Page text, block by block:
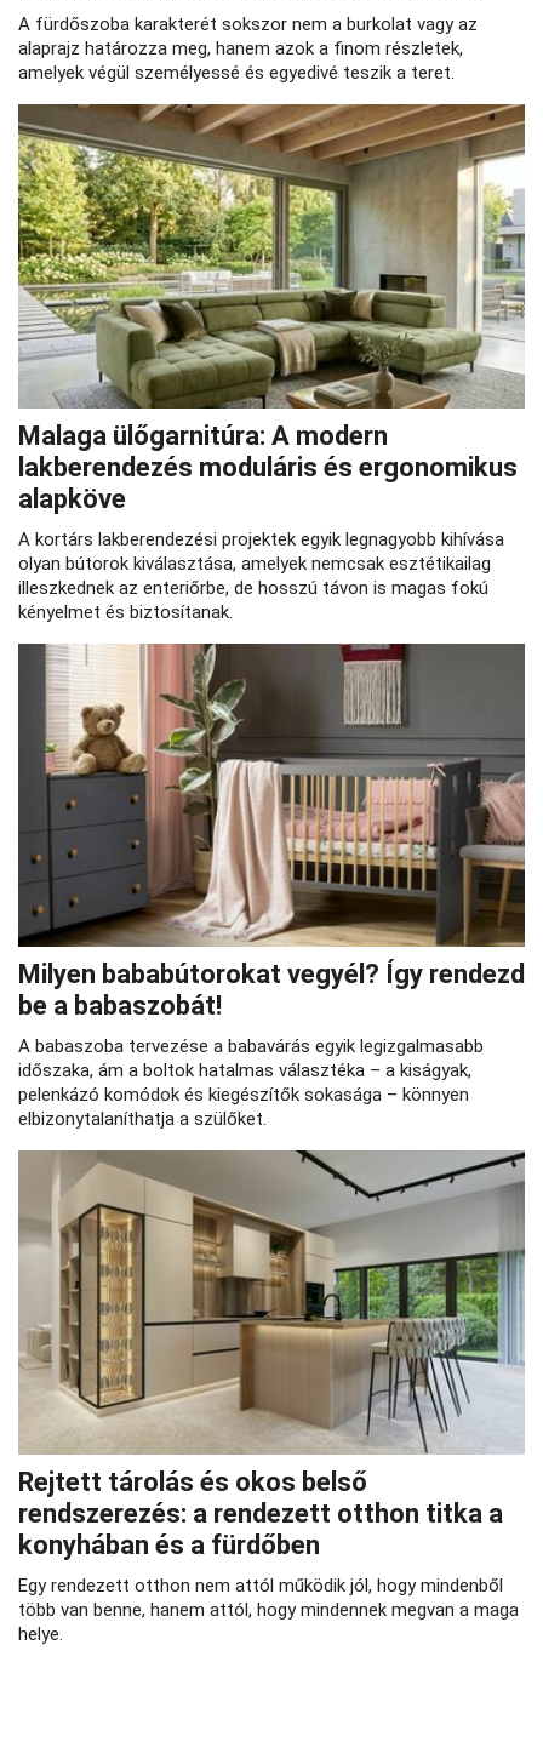
A fürdőszoba karakterét sokszor nem a burkolat vagy az
alaprajz határozza meg, hanem azok a finom részletek,
amelyek végül személyessé és egyedivé teszik a teret.
Malaga ülőgarnitúra: A modern
lakberendezés moduláris és ergonomikus
alapköve
A kortárs lakberendezési projektek egyik legnagyobb kihívása
olyan bútorok kiválasztása, amelyek nemcsak esztétikailag
illeszkednek az enteriőrbe, de hosszú távon is magas fokú
kényelmet és biztosítanak.
Milyen bababútorokat vegyél? Így rendezd
be a babaszobát!
A babaszoba tervezése a babavárás egyik legizgalmasabb
időszaka, ám a boltok hatalmas választéka – a kiságyak,
pelenkázó komódok és kiegészítők sokasága – könnyen
elbizonytalaníthatja a szülőket.
Rejtett tárolás és okos belső
rendszerezés: a rendezett otthon titka a
konyhában és a fürdőben
Egy rendezett otthon nem attól működik jól, hogy mindenből
több van benne, hanem attól, hogy mindennek megvan a maga
helye.